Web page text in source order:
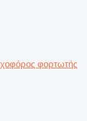
φορτωτής